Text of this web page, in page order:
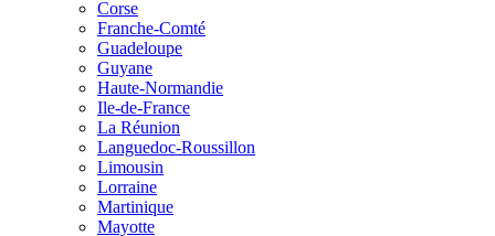
Corse
Franche-Comté
Guadeloupe
Guyane
Haute-Normandie
Ile-de-France
La Réunion
Languedoc-Roussillon
Limousin
Lorraine
Martinique
Mayotte